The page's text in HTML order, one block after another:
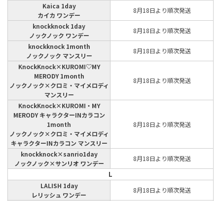
Kaica 1day
カイカ ワンデー
8月18日より順次発送
knockknock 1day
ノックノック ワンデー
8月18日より順次発送
knockknock 1month
ノックノック マンスリー
8月18日より順次発送
KnockKnock×KUROMI♡MY
MERODY 1month
ノックノック×クロミ・マイメロディ
マンスリー
8月18日より順次発送
KnockKnock×KUROMI・MY
MERODY キャラクターINカラコン
1month
ノックノック×クロミ・マイメロディ
キャラクターINカラコン マンスリー
8月18日より順次発送
knockknock×sanrio1day
ノックノック×サンリオ ワンデー
8月18日より順次発送
L
LALISH 1day
レリッシュ ワンデー
8月18日より順次発送